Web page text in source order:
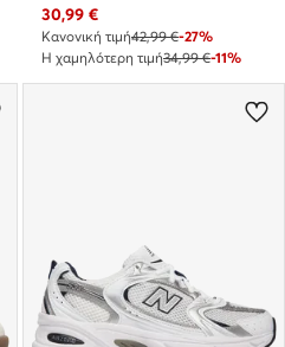
Τρέχουσα τιμή
30,99 €
Κανονική τιμή42,99 €-27%
Η χαμηλότερη τιμή34,99 €-11%